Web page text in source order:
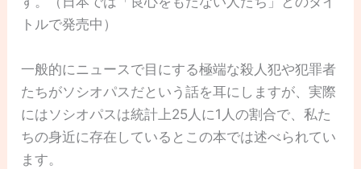
トルで発売中）
一般的にニュースで目にする極端な殺人犯や犯罪者
たちがソシオパスだという話を耳にしますが、実際
にはソシオパスは統計上25人に1人の割合で、私た
ちの身近に存在しているとこの本では述べられてい
ます。